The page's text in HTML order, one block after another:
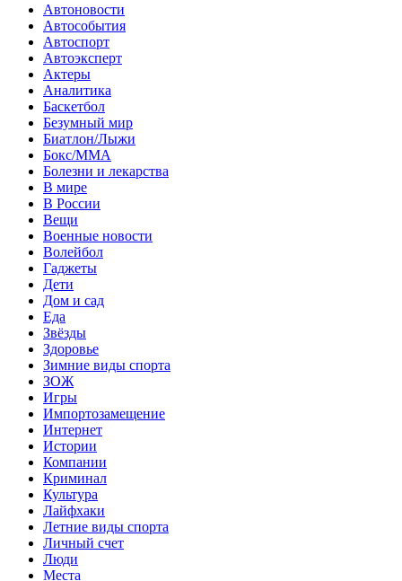
Автоновости
Автособытия
Автоспорт
Автоэксперт
Актеры
Аналитика
Баскетбол
Безумный мир
Биатлон/Лыжи
Бокс/MMA
Болезни и лекарства
В мире
В России
Вещи
Военные новости
Волейбол
Гаджеты
Дети
Дом и сад
Еда
Звёзды
Здоровье
Зимние виды спорта
ЗОЖ
Игры
Импортозамещение
Интернет
Истории
Компании
Криминал
Культура
Лайфхаки
Летние виды спорта
Личный счет
Люди
Места